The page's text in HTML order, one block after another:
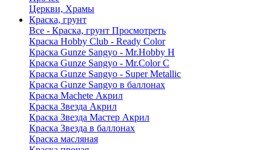
Церкви, Храмы
Краска, грунт
Все - Краска, грунт Просмотреть
Краска Hobby Club - Ready Color
Краска Gunze Sangyo - Mr.Hobby H
Краска Gunze Sangyo - Mr.Color C
Краска Gunze Sangyo - Super Metallic
Краска Gunze Sangyo в баллонах
Краска Machete Акрил
Краска Звезда Акрил
Краска Звезда Мастер Акрил
Краска Звезда в баллонах
Краска масляная